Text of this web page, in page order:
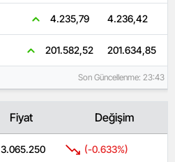
4.235,79 4.236,42
201.582,52 201.634,85
Son Güncellenme: 23:43
Fiyat Değişim
3.065.250 (-0.633%)